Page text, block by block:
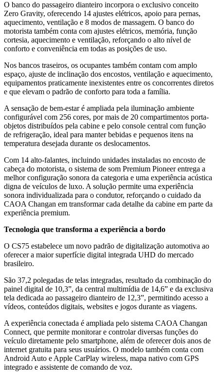
O banco do passageiro dianteiro incorpora o exclusivo conceito
Zero Gravity, oferecendo 14 ajustes elétricos, apoio para pernas,
aquecimento, ventilação e 8 modos de massagem. O banco do
motorista também conta com ajustes elétricos, memória, função
cortesia, aquecimento e ventilação, reforçando o alto nível de
conforto e conveniência em todas as posições de uso.
Nos bancos traseiros, os ocupantes também contam com amplo
espaço, ajuste de inclinação dos encostos, ventilação e aquecimento,
equipamentos praticamente inexistentes entre os concorrentes diretos
e que elevam o padrão de conforto para toda a família.
A sensação de bem-estar é ampliada pela iluminação ambiente
configurável com 256 cores, por mais de 20 compartimentos porta-
objetos distribuídos pela cabine e pelo console central com função
de refrigeração, ideal para manter bebidas e pequenos itens na
temperatura desejada durante os deslocamentos.
Com 14 alto-falantes, incluindo unidades instaladas no encosto de
cabeça do motorista, o sistema de som Premium Pioneer entrega a
melhor configuração sonora da categoria e uma experiência acústica
digna de veículos de luxo. A solução permite uma experiência
sonora individualizada para o condutor, reforçando o cuidado da
CAOA Changan em transformar cada detalhe da cabine em parte da
experiência premium.
Tecnologia que transforma a experiência a bordo
O CS75 estabelece um novo padrão de digitalização automotiva ao
oferecer a maior superfície digital integrada UHD do mercado
brasileiro.
São 37,2 polegadas de telas integradas, resultado da combinação do
painel digital de 10,3”, da central multimídia de 14,6” e da exclusiva
tela dedicada ao passageiro dianteiro de 12,3”, permitindo acesso a
vídeos, conteúdos digitais, websites e jogos durante as viagens.
A experiência conectada é ampliada pelo sistema CAOA Changan
Connect, que permite monitorar e controlar diversas funções do
veículo diretamente pelo smartphone, além de oferecer dois anos de
internet gratuita para seus usuários. O modelo também conta com
Android Auto e Apple CarPlay wireless, mapa nativo com GPS
integrado e assistente de comando de voz.